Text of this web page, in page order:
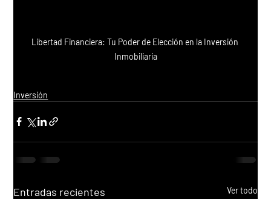
Libertad Financiera: Tu Poder de Elección en la Inversión
Inmobiliaria
Inversión
Entradas recientes Ver todo